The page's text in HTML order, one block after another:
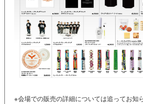
※会場での販売の詳細については追ってお知